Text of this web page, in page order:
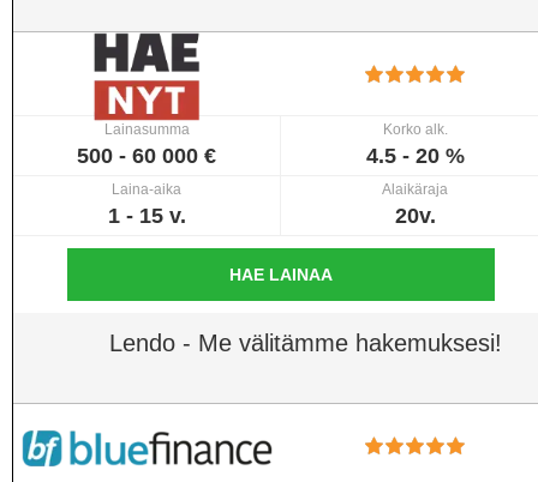
Lainasumma
500 - 60 000 €
Korko alk.
4.5 - 20 %
Laina-aika
1 - 15 v.
Alaikäraja
20v.
HAE LAINAA
Lendo - Me välitämme hakemuksesi!